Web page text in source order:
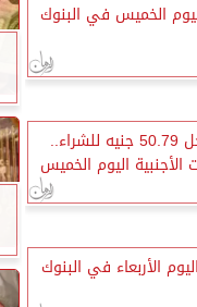
الخميس في البنوك
الدولار يسجل 50.79 جنيه للشراء..
الأجنبية اليوم الخميس
الأربعاء في البنوك